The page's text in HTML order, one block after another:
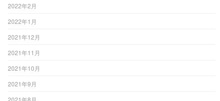
2022年2月
2022年1月
2021年12月
2021年11月
2021年10月
2021年9月